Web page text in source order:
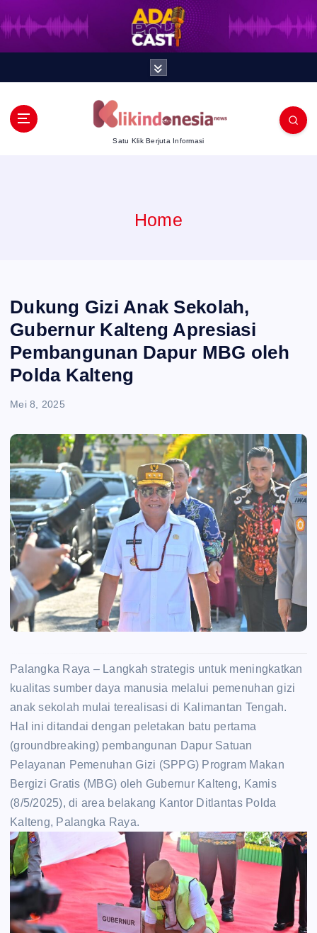
S
i
Satu Klik Berjuta Informasi
Home
‎Dukung Gizi Anak Sekolah,
Gubernur Kalteng Apresiasi
Pembangunan Dapur MBG oleh
Polda Kalteng
Mei 8, 2025
‎Palangka Raya – Langkah strategis untuk meningkatkan
kualitas sumber daya manusia melalui pemenuhan gizi
anak sekolah mulai terealisasi di Kalimantan Tengah.
Hal ini ditandai dengan peletakan batu pertama
(groundbreaking) pembangunan Dapur Satuan
Pelayanan Pemenuhan Gizi (SPPG) Program Makan
Bergizi Gratis (MBG) oleh Gubernur Kalteng, Kamis
(8/5/2025), di area belakang Kantor Ditlantas Polda
Kalteng, Palangka Raya.